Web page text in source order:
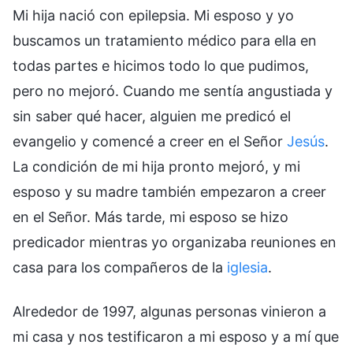
Mi hija nació con epilepsia. Mi esposo y yo
buscamos un tratamiento médico para ella en
todas partes e hicimos todo lo que pudimos,
pero no mejoró. Cuando me sentía angustiada y
sin saber qué hacer, alguien me predicó el
evangelio y comencé a creer en el Señor Jesús.
La condición de mi hija pronto mejoró, y mi
esposo y su madre también empezaron a creer
en el Señor. Más tarde, mi esposo se hizo
predicador mientras yo organizaba reuniones en
casa para los compañeros de la iglesia.
Alrededor de 1997, algunas personas vinieron a
mi casa y nos testificaron a mi esposo y a mí que